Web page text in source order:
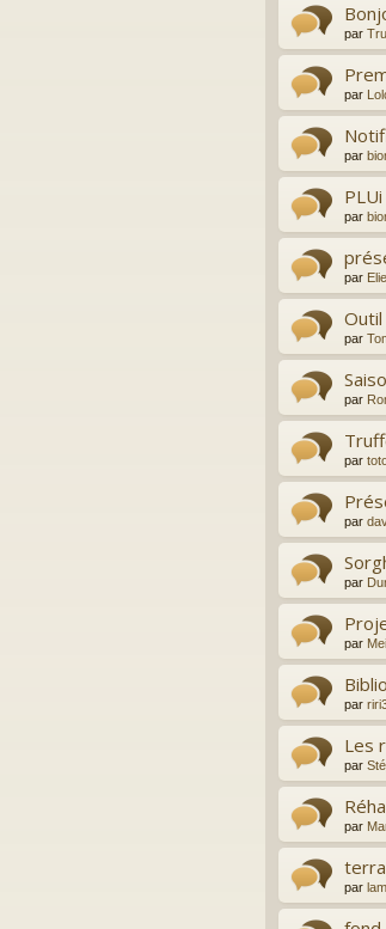
par
par
par
par
par
par
par
par
par
par
par
par
Les
par
par
par